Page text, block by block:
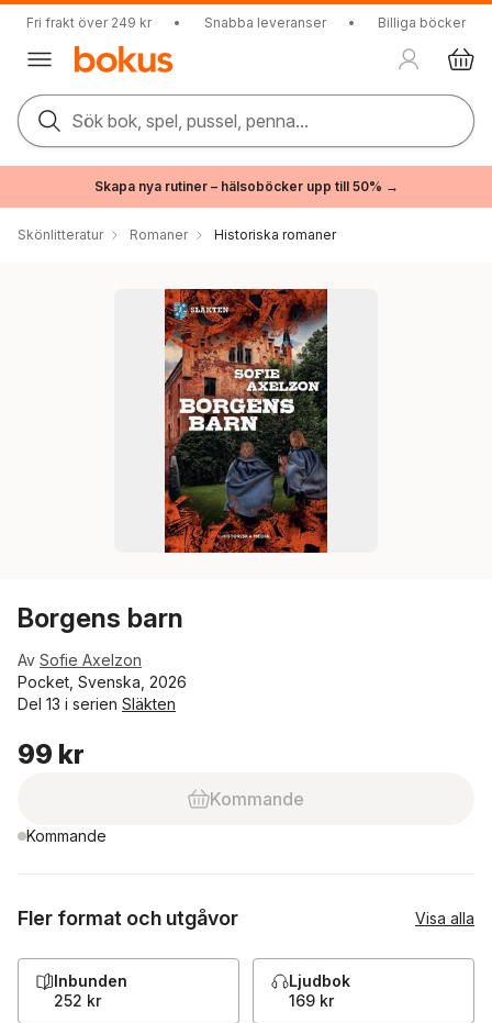
Fri frakt över 249 kr • Snabba leveranser • Billiga böcker
Sök bok, spel, pussel, penna...
Skapa nya rutiner – hälsoböcker upp till 50% →
Skönlitteratur Romaner Historiska romaner
Borgens barn
Av Sofie Axelzon
Pocket, Svenska, 2026
Del 13 i serien Släkten
99 kr
Kommande
Kommande
Fler format och utgåvor Visa alla
Inbunden
252 kr
Ljudbok
169 kr